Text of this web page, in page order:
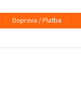
Doprava / Platba